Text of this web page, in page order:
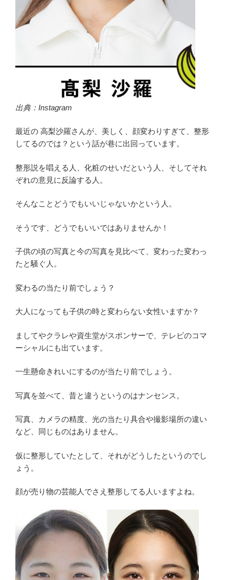
出典：Instagram
最近の 高梨沙羅さんが、美しく、顔変わりすぎて、整形
してるのでは？という話が巷に出回っています。
整形説を唱える人、化粧のせいだという人、そしてそれ
ぞれの意見に反論する人。
そんなことどうでもいいじゃないかという人。
そうです、どうでもいいではありませんか！
子供の頃の写真と今の写真を見比べて、変わった変わっ
たと騒ぐ人。
変わるの当たり前でしょう？
大人になっても子供の時と変わらない女性いますか？
ましてやクラレや資生堂がスポンサーで、テレビのコマ
ーシャルにも出ています。
一生懸命きれいにするのが当たり前でしょう。
写真を並べて、昔と違うというのはナンセンス。
写真、カメラの精度、光の当たり具合や撮影場所の違い
など、同じものはありません。
仮に整形していたとして、それがどうしたというのでし
ょう。
顔が売り物の芸能人でさえ整形してる人いますよね。